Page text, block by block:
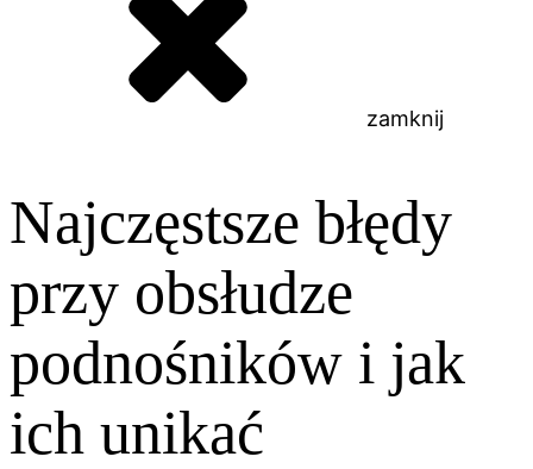
zamknij
Najczęstsze błędy
przy obsłudze
podnośników i jak
ich unikać